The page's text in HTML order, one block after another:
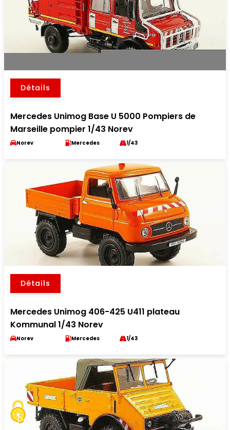
Détails
Mercedes Unimog Base U 5000 Pompiers de
Marseille pompier 1/43 Norev
Norev Mercedes 1/43
Détails
Mercedes Unimog 406-425 U411 plateau
Kommunal 1/43 Norev
Norev Mercedes 1/43